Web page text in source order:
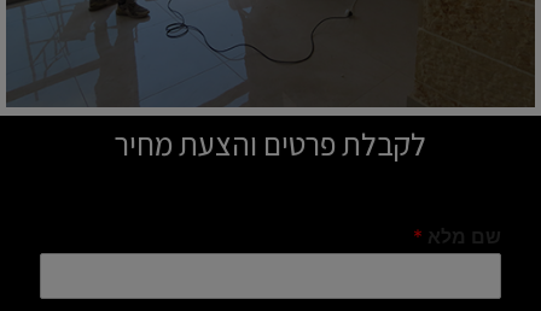
לקבלת פרטים והצעת מחיר
שם מלא *